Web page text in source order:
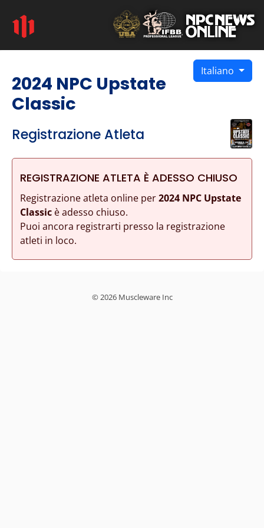
Italiano
2024 NPC Upstate
Classic
Registrazione Atleta
REGISTRAZIONE ATLETA È ADESSO CHIUSO
Registrazione atleta online per2024 NPC Upstate
Classicè adesso chiuso.
Puoi ancora registrarti presso la registrazione
atleti in loco.
© 2026 Muscleware Inc